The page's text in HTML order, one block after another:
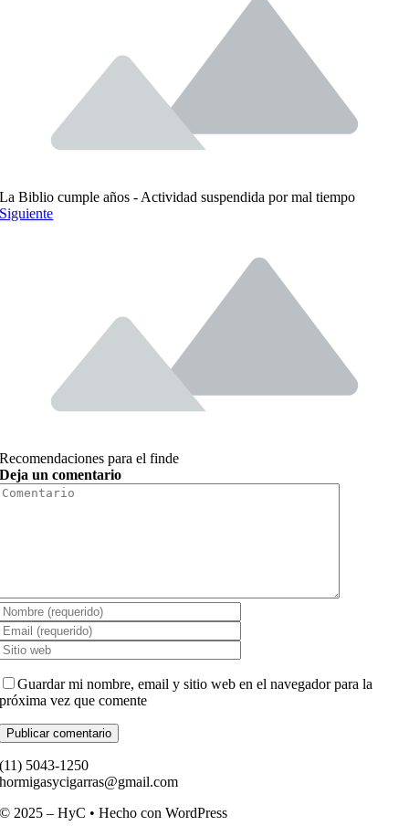
La Biblio cumple años - Actividad suspendida por mal tiempo
Siguiente
Recomendaciones para el finde
Deja un comentario
Guardar mi nombre, email y sitio web en el navegador para la
próxima vez que comente
(11) ­5043-1250
hormigasycigarras@gmail.com
© 2025 – HyC • Hecho con WordPress